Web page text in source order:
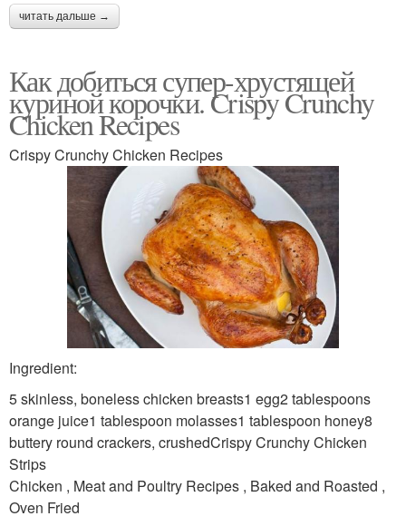
читать дальше →
Как добиться супер-хрустящей
куриной корочки. Crispy Crunchy
Chicken Recipes
Crispy Crunchy Chicken Recipes
Ingredient:
5 skinless, boneless chicken breasts1 egg2 tablespoons
orange juice1 tablespoon molasses1 tablespoon honey8
buttery round crackers, crushedCrispy Crunchy Chicken
Strips
Chicken , Meat and Poultry Recipes , Baked and Roasted ,
Oven Fried